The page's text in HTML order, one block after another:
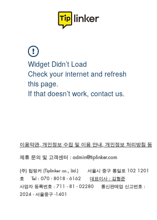
Widget Didn’t Load
Check your internet and refresh
this page.
If that doesn’t work, contact us.
이용약관, 개인정보 수집 및 이용 안내, 개인정보 처리방침 등
제휴 문의 및 고객센터 : admin@tiplinker.com
(주) 팁링커 (Tiplinker co., Ltd.) 서울시 중구 통일로 102 1201
호 Tel : 070 - 8018 - 6162 대표이사 : 김형준
사업자 등록번호 : 711 - 81 - 02280 통신판매업 신고번호 :
2024 - 서울중구 -1401